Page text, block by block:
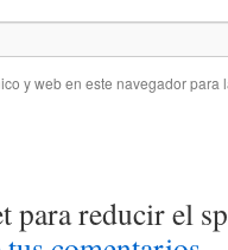
y web en este navegador para
para reducir el